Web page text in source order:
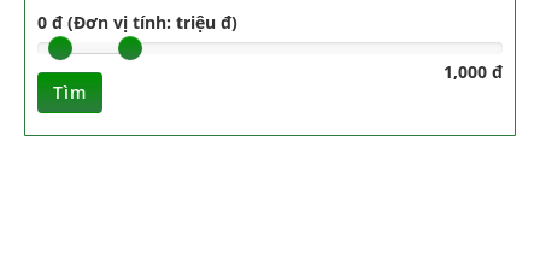
0 đ (Đơn vị tính: triệu đ)
1,000 đ
Tìm